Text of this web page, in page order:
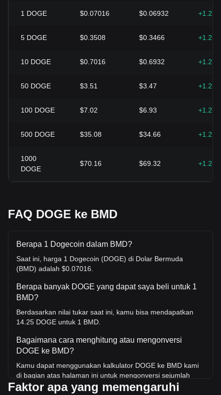
1 DOGE $0.07016 $0.06932
5 DOGE $0.3508 $0.3466
10 DOGE $0.7016 $0.6932
50 DOGE $3.51 $3.47
100 DOGE $7.02 $6.93
500 DOGE $35.08 $34.66
1000
DOGE
$70.16 $69.32
FAQ DOGE ke BMD
Berapa 1 Dogecoin dalam BMD?
Saat ini, harga 1 Dogecoin (DOGE) di Dolar Bermuda
(BMD) adalah $0.07016.
Berapa banyak DOGE yang dapat saya beli untuk 1
BMD?
Berdasarkan nilai tukar saat ini, kamu bisa mendapatkan
14.25 DOGE untuk 1 BMD.
Bagaimana cara menghitung atau mengonversi
DOGE ke BMD?
Kamu dapat menggunakan kalkulator DOGE ke BMD kami
di bagian atas halaman ini untuk mengonversi sejumlah
DOGE ke BMD. Kami juga menyertakan tabel referensi
Faktor apa yang memengaruhi